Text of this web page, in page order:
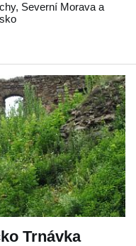
, Severní Morava a
Trnávka